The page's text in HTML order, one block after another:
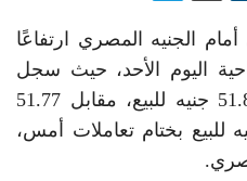
أمام الجنيه المصري ارتفاعًا
اليوم الأحد، حيث سجل
51.79 جنيه للشراء ونحو 51.89 جنيه للبيع، مقابل 51.77
للشراء ونحو 51.87 جنيه للبيع بختام تعاملات أمس،